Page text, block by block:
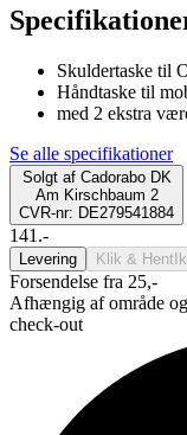
Skuldertaske til
Håndtaske til
med 2 ekstra
Se alle specifikationer
Solgt af Cadorabo DK
Am Kirschbaum 2
CVR-nr: DE279541884
141.-
Levering Klik & Hent
Forsendelse fra 25,-
Afhængig af område
check-out